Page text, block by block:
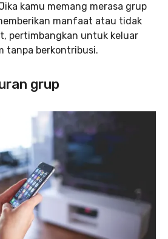
kamu memang merasa grup
manfaat atau tidak
pertimbangkan untuk keluar
tanpa berkontribusi.
grup